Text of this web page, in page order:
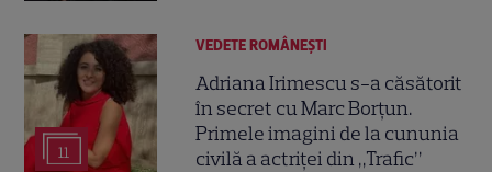
11
VEDETE ROMÂNEŞTI
Adriana Irimescu s-a căsătorit
în secret cu Marc Borțun.
Primele imagini de la cununia
civilă a actriței din „Trafic”